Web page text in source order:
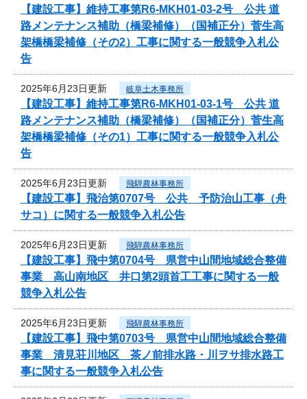
【建設工事】維持工事第R6-MKH01-03-2号 公共 道
路メンテナンス補助（橋梁補修）（国補正分）菅生高
架橋橋梁補修（その2）工事に関する一般競争入札公
告
2025年6月23日更新 岐阜土木事務所
【建設工事】維持工事第R6-MKH01-03-1号 公共 道
路メンテナンス補助（橋梁補修）（国補正分）菅生高
架橋橋梁補修（その1）工事に関する一般競争入札公
告
2025年6月23日更新 飛騨農林事務所
【建設工事】飛治第0707号 公共 予防治山工事（舟
サコ）に関する一般競争入札公告
2025年6月23日更新 飛騨農林事務所
【建設工事】飛中第0704号 県営中山間地域総合整備
事業 高山南地区 井口第2頭首工工事に関する一般
競争入札公告
2025年6月23日更新 飛騨農林事務所
【建設工事】飛中第0703号 県営中山間地域総合整備
事業 清見荘川地区 茶ノ前排水路・川ヲサ排水路工
事に関する一般競争入札公告